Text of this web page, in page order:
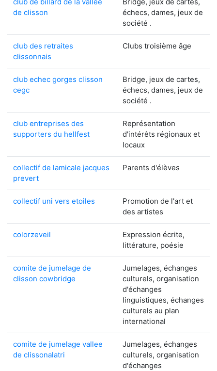
de clisson
échecs, dames, jeux de
société .
club des retraites
clissonnais
Clubs troisième âge
club echec gorges clisson
cegc
Bridge, jeux de cartes,
échecs, dames, jeux de
société .
club entreprises des
supporters du hellfest
Représentation
d'intérêts régionaux et
locaux
collectif de lamicale jacques
prevert
Parents d'élèves
collectif uni vers etoiles
Promotion de l'art et
des artistes
colorzeveil
Expression écrite,
littérature, poésie
comite de jumelage de
clisson cowbridge
Jumelages, échanges
culturels, organisation
d'échanges
linguistiques, échanges
culturels au plan
international
comite de jumelage vallee
de clissonalatri
Jumelages, échanges
culturels, organisation
d'échanges